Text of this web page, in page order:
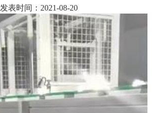
发表时间：2021-08-20